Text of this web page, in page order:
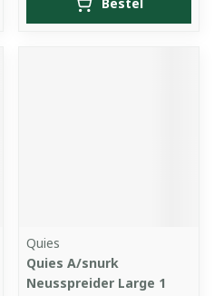
Quies
Quies A/snurk
Neusspreider Large 1